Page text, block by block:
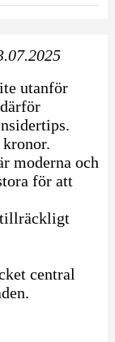
utanför
moderna och
för att
tillräckligt
central